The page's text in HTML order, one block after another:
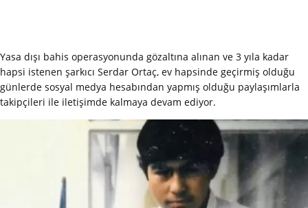
Yasa dışı bahis operasyonunda gözaltına alınan ve 3 yıla kadar
hapsi istenen şarkıcı Serdar Ortaç, ev hapsinde geçirmiş olduğu
günlerde sosyal medya hesabından yapmış olduğu paylaşımlarla
takipçileri ile iletişimde kalmaya devam ediyor.